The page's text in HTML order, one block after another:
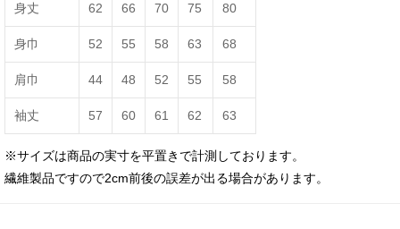
身丈 62 66 70 75 80
身巾 52 55 58 63 68
肩巾 44 48 52 55 58
袖丈 57 60 61 62 63
※サイズは商品の実寸を平置きで計測しております。
繊維製品ですので2cm前後の誤差が出る場合があります。